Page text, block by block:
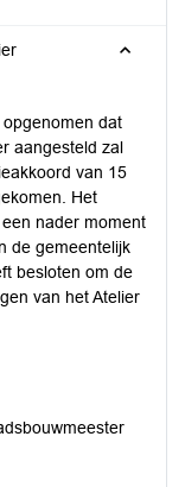
dat
aangesteld zal
van 15
Het
nader moment
de gemeentelijk
besloten om de
van het Atelier